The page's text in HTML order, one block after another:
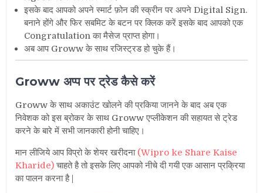
इसके बाद आपको अपने स्मार्ट फ़ोन की स्क्रीन पर अपने Digital Sign.
बनाने होंगे और फिर सबमिट के बटन पर क्लिक करें इसके बाद आपको एक
Congratulation का मैसेज प्राप्त होगा।
अब आप Groww के साथ रजिस्ट्रड हो चुके हैं।
Groww अप्प पर ट्रेड कैसे करें
Groww के साथ अकाउंट खोलने की प्रकिया जानने के बाद अब एक
निवेशक को इस ब्रोकर के साथ Groww एप्लीकेशन की सहायत से ट्रेड
करने के बारे में सभी जानकारी होनी चाहिए।
मान लीजिये आप विप्रो के शेयर खरीदना (Wipro ke Share Kaise
Kharide)चाहते है तो इसके लिए आपको नीचे दी गयी एक आसान प्रक्रिया
का पालन करना है |